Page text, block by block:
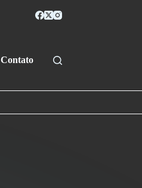
Contato